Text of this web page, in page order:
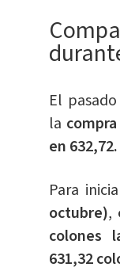
El pasado
la
en 632,72.
Para
octubre),
colones
631,32